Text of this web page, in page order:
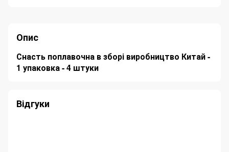
Опис
Снасть поплавочна в зборі виробництво Китай -
1 упаковка - 4 штуки
Відгуки